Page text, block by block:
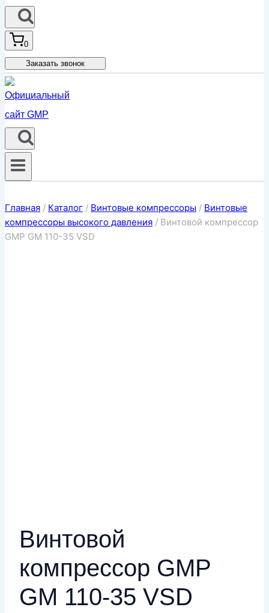
0
Заказать звонок
Главная / Каталог / Винтовые компрессоры / Винтовые
компрессоры высокого давления / Винтовой компрессор
GMP GM 110-35 VSD
Винтовой
компрессор GMP
GM 110-35 VSD